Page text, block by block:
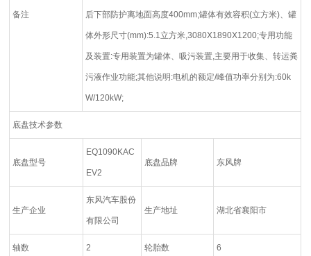
备注 后下部防护离地面高度400mm;罐体有效容积(立方米)、罐
体外形尺寸(mm):5.1立方米,3080X1890X1200;专用功能
及装置:专用装置为罐体、吸污装置,主要用于收集、转运粪
污液作业功能;其他说明:电机的额定/峰值功率分别为:60k
W/120kW;
底盘技术参数
底盘型号
EQ1090KAC
EV2
底盘品牌 东风牌
生产企业
东风汽车股份
有限公司
生产地址 湖北省襄阳市
轴数 2 轮胎数 6